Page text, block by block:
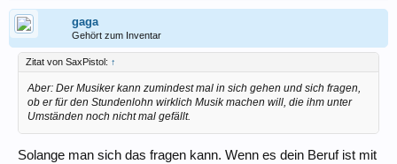
gaga
Gehört zum Inventar
Zitat von SaxPistol: ↑
Aber: Der Musiker kann zumindest mal in sich gehen und sich fragen,
ob er für den Stundenlohn wirklich Musik machen will, die ihm unter
Umständen noch nicht mal gefällt.
Solange man sich das fragen kann. Wenn es dein Beruf ist mit